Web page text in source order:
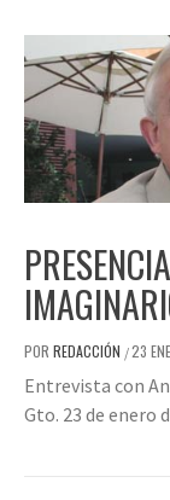
POR REDACCIÓN /23
Entrevista con
Gto. 23 de enero